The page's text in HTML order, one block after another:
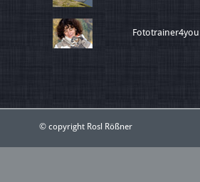
Fototrainer4you
© copyright Rosl Rößner